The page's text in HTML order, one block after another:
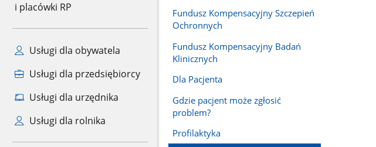
i placówki RP
Usługi dla obywatela
Usługi dla przedsiębiorcy
Usługi dla urzędnika
Usługi dla rolnika
Fundusz Kompensacyjny Szczepień
Ochronnych
Fundusz Kompensacyjny Badań
Klinicznych
Dla Pacjenta
Gdzie pacjent może zgłosić
problem?
Profilaktyka